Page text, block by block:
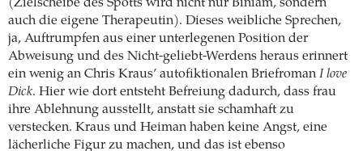
(Zielscheibe des Spotts wird nicht nur Biniam, sondern
auch die eigene Therapeutin). Dieses weibliche Sprechen,
ja, Auftrumpfen aus einer unterlegenen Position der
Abweisung und des Nicht-geliebt-Werdens heraus erinnert
ein wenig an Chris Kraus’ autofiktionalen Briefroman I love
Dick. Hier wie dort entsteht Befreiung dadurch, dass frau
ihre Ablehnung ausstellt, anstatt sie schamhaft zu
verstecken. Kraus und Heiman haben keine Angst, eine
lächerliche Figur zu machen, und das ist ebenso